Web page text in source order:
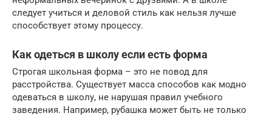
следует учиться и деловой стиль как нельзя лучше
способствует этому процессу.
Как одеться в школу если есть форма
Строгая школьная форма – это не повод для
расстройства. Существует масса способов как модно
одеваться в школу, не нарушая правил учебного
заведения. Например, рубашка может быть не только